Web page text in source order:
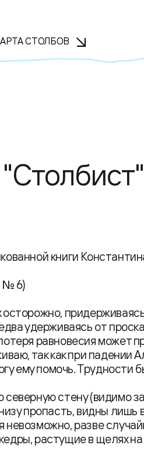
СТОЛБОВ
книги
№ 6)
удерживаясь от
равновесия может
так как при
ему помочь. Трудности
северную стену (видимо
пропасть, видны лишь
разве
растущие в щелях на